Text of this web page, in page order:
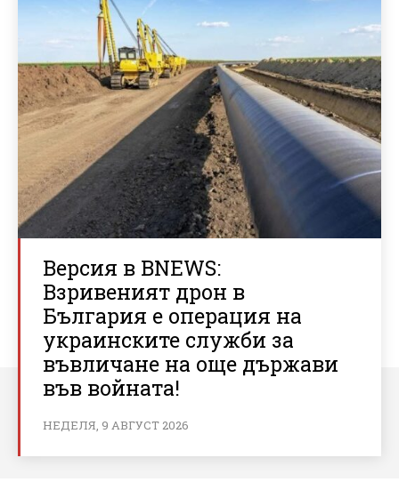
Версия в BNEWS:
Взривеният дрон в
България е операция на
украинските служби за
въвличане на още държави
във войната!
НЕДЕЛЯ, 9 АВГУСТ 2026